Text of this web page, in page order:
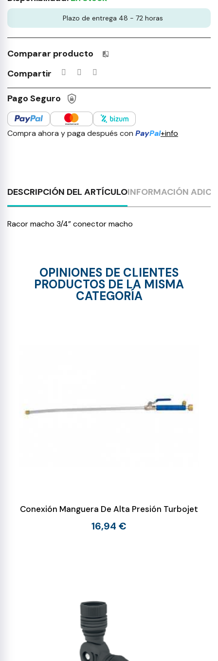
Plazo de entrega 48 - 72 horas
Comparar producto Productos incluidos en tu lista
Compartir
Pago Seguro
Compra ahora y paga después con PayPal+info
DESCRIPCIÓN DEL ARTÍCULOINFORMACIÓN
Racor macho 3/4” conector macho
OPINIONES DE CLIENTES
PRODUCTOS DE LA MISMA
CATEGORÍA
Conexión Manguera De Alta Presión Turbojet
16,94 €